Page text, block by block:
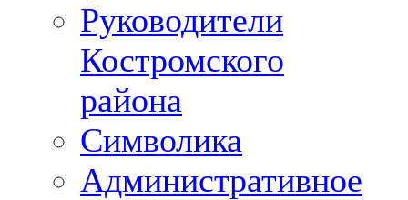
Руководители
Костромского
района
Символика
Административное